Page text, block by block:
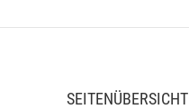
SEITENÜBERSICHT